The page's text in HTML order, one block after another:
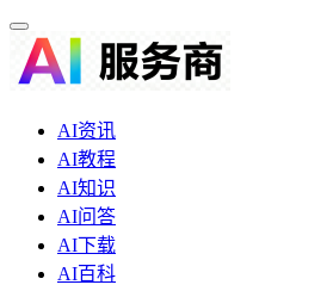
AI资讯
AI教程
AI知识
AI问答
AI下载
AI百科